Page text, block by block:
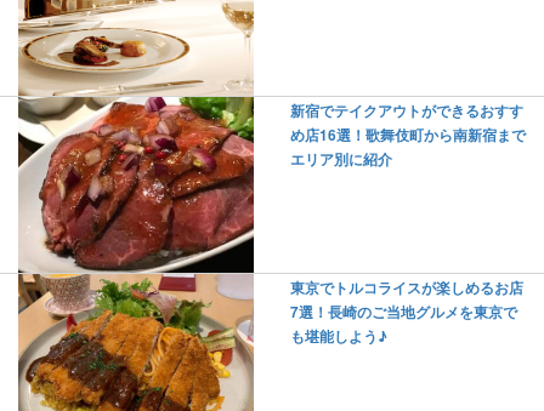
新宿でテイクアウトができるおすす
め店16選！歌舞伎町から南新宿まで
エリア別に紹介
東京でトルコライスが楽しめるお店
7選！長崎のご当地グルメを東京で
も堪能しよう♪